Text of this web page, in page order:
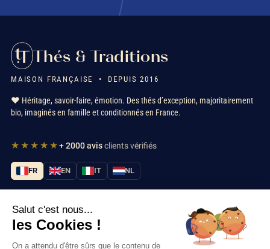
Thés & Traditions
MAISON FRANÇAISE • DEPUIS 2016
❤️ Héritage, savoir-faire, émotion. Des thés d’exception, majoritairement
bio, imaginés en famille et conditionnés en France.
★★★★★+ 2000 avisclients vérifiés
FR EN IT NL
Nos services
Informations
Salut c'est nous...
les Cookies !
On a attendu d'être sûrs que le contenu de